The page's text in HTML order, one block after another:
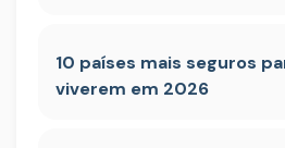
10 países mais seguros
viverem em 2026